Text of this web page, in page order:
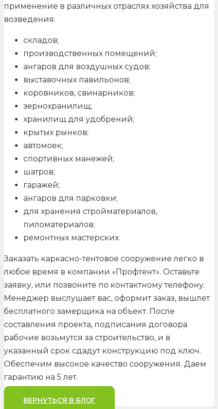
применение в различных отраслях хозяйства для
возведения:
складов;
производственных помещений;
ангаров для воздушных судов;
выставочных павильонов;
коровников, свинарников;
зернохранилищ;
хранилищ для удобрений;
крытых рынков;
автомоек;
спортивных манежей;
шатров;
гаражей;
ангаров для парковки;
для хранения стройматериалов,
пиломатериалов;
ремонтных мастерских.
Заказать каркасно-тентовое сооружение легко в
любое время в компании «Профтент». Оставьте
заявку, или позвоните по контактному телефону.
Менеджер выслушает вас, оформит заказ, вышлет
бесплатного замерщика на объект. После
составления проекта, подписания договора
рабочие возьмутся за строительство, и в
указанный срок сдадут конструкцию под ключ.
Обеспечим высокое качество сооружения. Даем
гарантию на 5 лет.
ВЕРНУТЬСЯ В БЛОГ